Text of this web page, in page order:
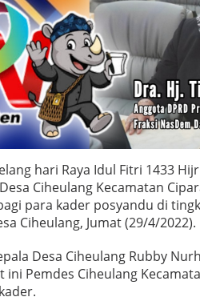
hari Raya Idul Fitri 1433
Ciheulang Kecamatan
para kader posyandu di
Ciheulang, Jumat (29/4/2022).
Desa Ciheulang Rubby
ini Pemdes Ciheulang